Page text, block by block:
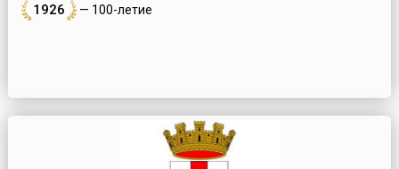
1926 — 100-летие